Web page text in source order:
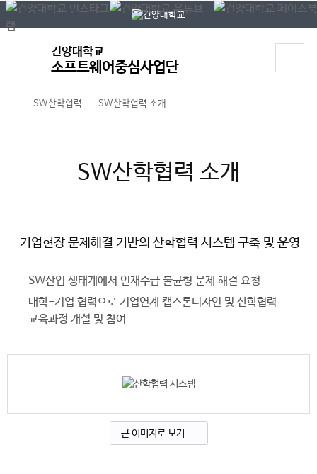
본문 바로가기
대메뉴 바로가기
건양대학교
소프트웨어중심사업단
SW산학협력 SW산학협력 소개
SW산학협력 소개
기업현장 문제해결 기반의 산학협력 시스템 구축 및 운영
SW산업 생태계에서 인재수급 불균형 문제 해결 요청
대학-기업 협력으로 기업연계 캡스톤디자인 및 산학협력
교육과정 개설 및 참여
큰 이미지로 보기